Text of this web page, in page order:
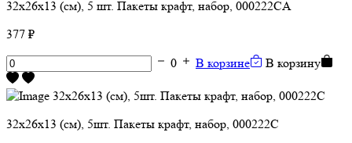
32х26х13 (см), 5 шт. Пакеты крафт, набор, 000222CA
377 ₽
0
В корзине В корзину
32х26х13 (см), 5шт. Пакеты крафт, набор, 000222C